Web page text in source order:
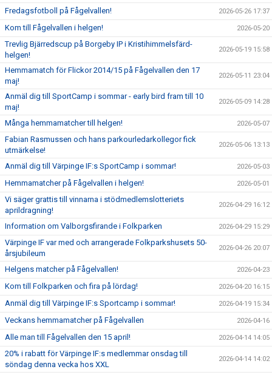
Fredagsfotboll på Fågelvallen! 2026-05-26 17:37
Kom till Fågelvallen i helgen! 2026-05-20
Trevlig Bjärredscup på Borgeby IP i Kristihimmelsfärd-
helgen!
2026-05-19 15:58
Hemmamatch för Flickor 2014/15 på Fågelvallen den 17
maj!
2026-05-11 23:04
Anmäl dig till SportCamp i sommar - early bird fram till 10
maj!
2026-05-09 14:28
Många hemmamatcher till helgen! 2026-05-07
Fabian Rasmussen och hans parkourledarkollegor fick
utmärkelse!
2026-05-06 13:13
Anmäl dig till Värpinge IF:s SportCamp i sommar! 2026-05-03
Hemmamatcher på Fågelvallen i helgen! 2026-05-01
Vi säger grattis till vinnarna i stödmedlemslotteriets
aprildragning!
2026-04-29 16:12
Information om Valborgsfirande i Folkparken 2026-04-29 15:29
Värpinge IF var med och arrangerade Folkparkshusets 50-
årsjubileum
2026-04-26 20:07
Helgens matcher på Fågelvallen! 2026-04-23
Kom till Folkparken och fira på lördag! 2026-04-20 16:15
Anmäl dig till Värpinge IF:s Sportcamp i sommar! 2026-04-19 15:34
Veckans hemmamatcher på Fågelvallen 2026-04-16
Alle man till Fågelvallen den 15 april! 2026-04-14 14:05
20% i rabatt för Värpinge IF:s medlemmar onsdag till
söndag denna vecka hos XXL
2026-04-14 14:02